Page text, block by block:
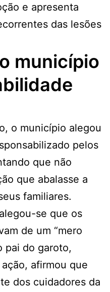
e apresenta
das lesões
município
o município alegou
pelos
que não
que abalasse a
familiares.
se que os
de um “mero
pai do garoto,
afirmou que
dos cuidadores da